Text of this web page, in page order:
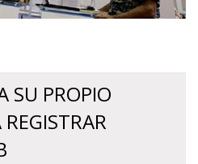
SU PROPIO